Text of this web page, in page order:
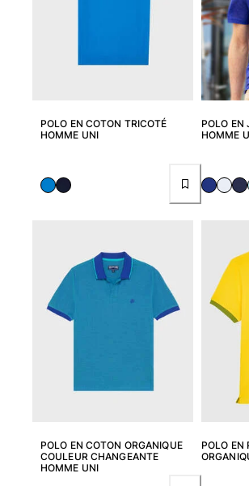
POLO EN COTON TRICOTÉ
HOMME UNI
POLO EN
HOMME
POLO EN COTON ORGANIQUE
COULEUR CHANGEANTE
HOMME UNI
POLO EN